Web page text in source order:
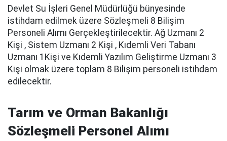
Devlet Su İşleri Genel Müdürlüğü bünyesinde
istihdam edilmek üzere Sözleşmeli 8 Bilişim
Personeli Alımı Gerçekleştirilecektir. Ağ Uzmanı 2
Kişi , Sistem Uzmanı 2 Kişi , Kıdemli Veri Tabanı
Uzmanı 1Kişi ve Kıdemli Yazılım Geliştirme Uzmanı 3
Kişi olmak üzere toplam 8 Bilişim personeli istihdam
edilecektir.
Tarım ve Orman Bakanlığı
Sözleşmeli Personel Alımı